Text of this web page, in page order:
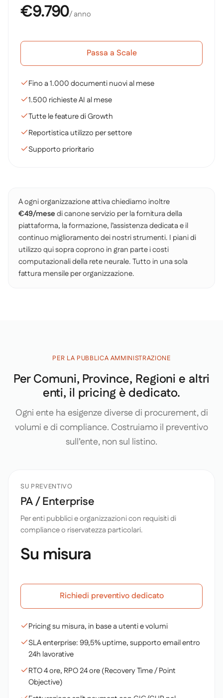
€9.790/ anno
Passa a Scale
Fino a 1.000 documenti nuovi al mese
1.500 richieste AI al mese
Tutte le feature di Growth
Reportistica utilizzo per settore
Supporto prioritario
A ogni organizzazione attiva chiediamo inoltre
€49/mesedi canone servizio per la fornitura della
piattaforma, la formazione, l’assistenza dedicata e il
continuo miglioramento dei nostri strumenti. I piani di
utilizzo qui sopra coprono in gran parte i costi
computazionali della rete neurale. Tutto in una sola
fattura mensile per organizzazione.
PER LA PUBBLICA AMMINISTRAZIONE
Per Comuni, Province, Regioni e altri
enti, il pricing è dedicato.
Ogni ente ha esigenze diverse di procurement, di
volumi e di compliance. Costruiamo il preventivo
sull’ente, non sul listino.
SU PREVENTIVO
PA / Enterprise
Per enti pubblici e organizzazioni con requisiti di
compliance o riservatezza particolari.
Su misura
Richiedi preventivo dedicato
Pricing su misura, in base a utenti e volumi
SLA enterprise: 99,5% uptime, supporto email entro
24h lavorative
RTO 4 ore, RPO 24 ore (Recovery Time / Point
Objective)